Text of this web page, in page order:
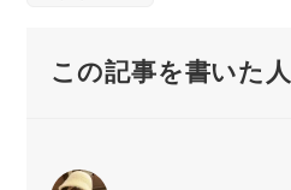
この記事を書いた人